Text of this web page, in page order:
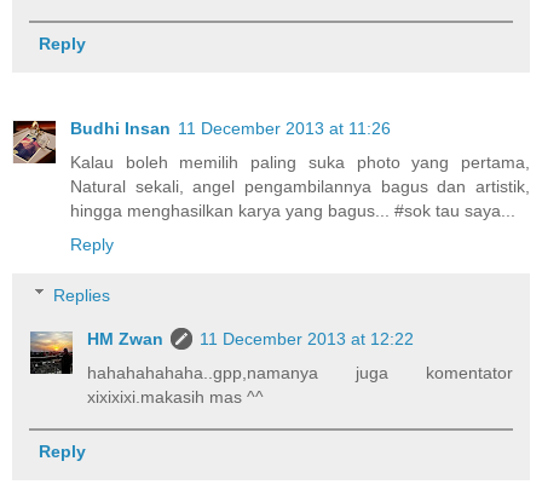
Reply
Budhi Insan 11 December 2013 at 11:26
Kalau boleh memilih paling suka photo yang pertama,
Natural sekali, angel pengambilannya bagus dan artistik,
hingga menghasilkan karya yang bagus... #sok tau saya...
Reply
Replies
HM Zwan
11 December 2013 at 12:22
hahahahahaha..gpp,namanya juga komentator
xixixixi.makasih mas ^^
Reply